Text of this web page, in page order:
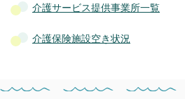
介護サービス提供事業所一覧
介護保険施設空き状況